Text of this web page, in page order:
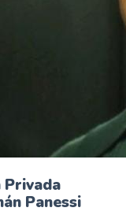
Privada
Panessi